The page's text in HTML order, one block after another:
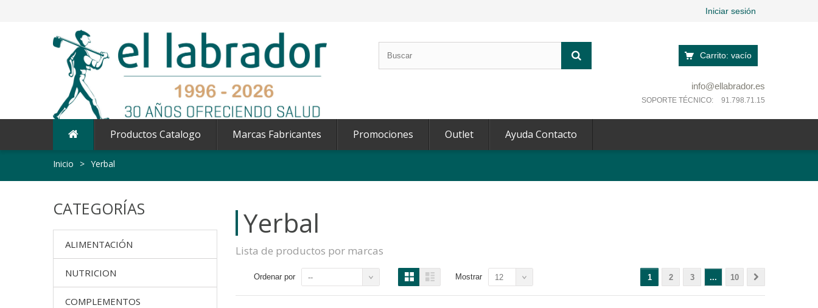
Iniciar sesión
Carrito: vacío
info@ellabrador.es
SOPORTE TÉCNICO: 91.798.71.15
Productos Catalogo Marcas Fabricantes Promociones Outlet Ayuda Contacto
Inicio > Yerbal
Yerbal
Lista de productos por marcas
Ordenar por -- Mostrar 12 1 2 3 ... 10
CATEGORÍAS
ALIMENTACIÓN
NUTRICION
COMPLEMENTOS